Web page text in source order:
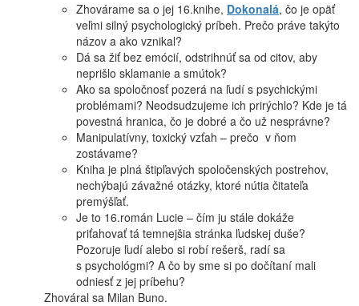
Zhovárame sa o jej 16.knihe, Dokonalá, čo je opäť
veľmi silný psychologický príbeh. Prečo práve takýto
názov a ako vznikal?
Dá sa žiť bez emócií, odstrihnúť sa od citov, aby
neprišlo sklamanie a smútok?
Ako sa spoločnosť pozerá na ľudí s psychickými
problémami? Neodsudzujeme ich prirýchlo? Kde je tá
povestná hranica, čo je dobré a čo už nesprávne?
Manipulatívny, toxický vzťah – prečo v ňom
zostávame?
Kniha je plná štipľavých spoločenských postrehov,
nechýbajú závažné otázky, ktoré nútia čitateľa
premýšľať.
Je to 16.román Lucie – čím ju stále dokáže
priťahovať tá temnejšia stránka ľudskej duše?
Pozoruje ľudí alebo si robí rešerš, radí sa
s psychológmi? A čo by sme si po dočítaní mali
odniesť z jej príbehu?
Zhováral sa Milan Buno.